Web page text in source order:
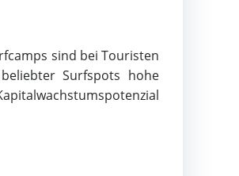
sind bei Touristen
Surfspots hohe